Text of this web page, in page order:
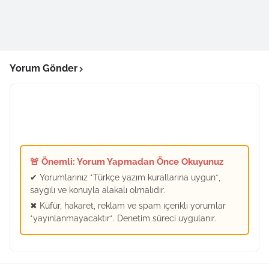
Yorum Gönder
🚨 Önemli: Yorum Yapmadan Önce Okuyunuz
✔ Yorumlarınız *Türkçe yazım kurallarına uygun*,
saygılı ve konuyla alakalı olmalıdır.
✖ Küfür, hakaret, reklam ve spam içerikli yorumlar
*yayınlanmayacaktır*. Denetim süreci uygulanır.